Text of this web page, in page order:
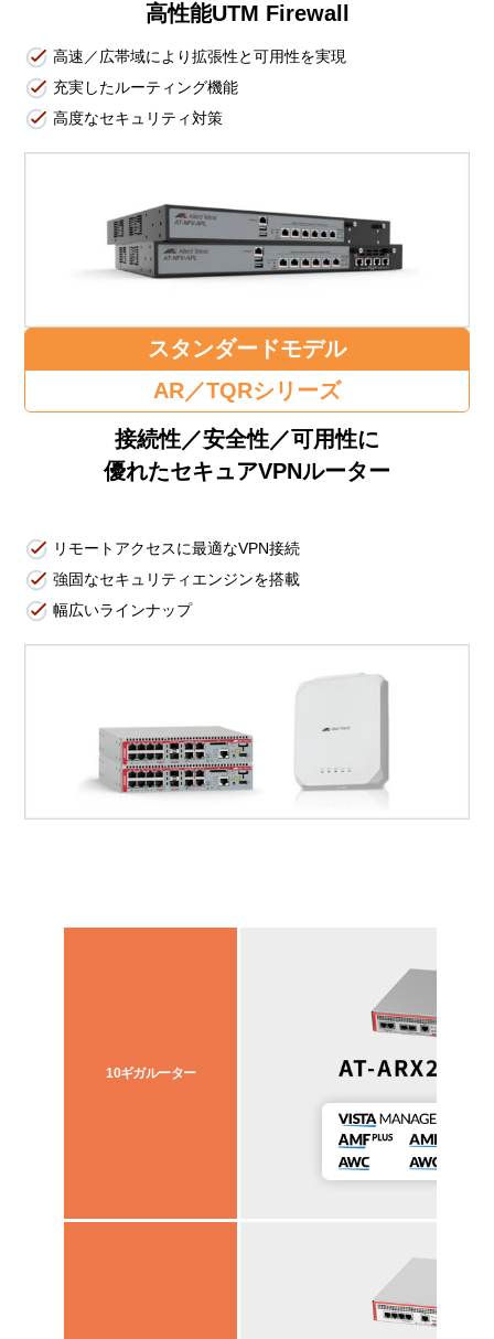
高性能UTM Firewall
高速／広帯域により拡張性と可用性を実現
充実したルーティング機能
高度なセキュリティ対策
スタンダードモデル
AR／TQRシリーズ
接続性／安全性／可用性に
優れたセキュアVPNルーター
リモートアクセスに最適なVPN接続
強固なセキュリティエンジンを搭載
幅広いラインナップ
10ギガルーター